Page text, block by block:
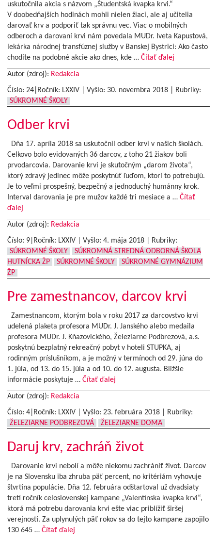
uskutočnila akcia s názvom „Študentská kvapka krvi.“
V doobedňajších hodinách mohli nielen žiaci, ale aj učitelia
darovať krv a podporiť tak správnu vec. Viac o mobilných
odberoch a darovaní krvi nám povedala MUDr. Iveta Kapustová,
lekárka národnej transfúznej služby v Banskej Bystrici: Ako často
chodíte na podobné akcie ako dnes, kde … Čítať ďalej
Autor (zdroj): Redakcia
Číslo: 24|Ročník: LXXIV | Vyšlo: 30. novembra 2018
Rubriky:
SÚKROMNÉ ŠKOLY
Odber krvi
Dňa 17. apríla 2018 sa uskutočnil odber krvi v našich školách.
Celkovo bolo evidovaných 36 darcov, z toho 21 žiakov boli
prvodarcovia. Darovanie krvi je skutočným „darom života“,
ktorý zdravý jedinec môže poskytnúť ľuďom, ktorí to potrebujú.
Je to veľmi prospešný, bezpečný a jednoduchý humánny krok.
Interval darovania je pre mužov každé tri mesiace a … Čítať
ďalej
Autor (zdroj): Redakcia
Číslo: 9|Ročník: LXXIV | Vyšlo: 4. mája 2018
Rubriky:
SÚKROMNÉ ŠKOLY
SÚKROMNÁ STREDNÁ ODBORNÁ ŠKOLA
HUTNÍCKA ŽP
SÚKROMNÉ ŠKOLY
SÚKROMNÉ GYMNÁZIUM
ŽP
Pre zamestnancov, darcov krvi
Zamestnancom, ktorým bola v roku 2017 za darcovstvo krvi
udelená plaketa profesora MUDr. J. Janského alebo medaila
profesora MUDr. J. Kňazovického, Železiarne Podbrezová, a.s.
poskytnú bezplatný rekreačný pobyt v hoteli STUPKA, aj
rodinným príslušníkom, a je možný v termínoch od 29. júna do
1. júla, od 13. do 15. júla a od 10. do 12. augusta. Bližšie
informácie poskytuje … Čítať ďalej
Autor (zdroj): Redakcia
Číslo: 4|Ročník: LXXIV | Vyšlo: 23. februára 2018
Rubriky:
ŽELEZIARNE PODBREZOVÁ
ŽELEZIARNE DOMA
Daruj krv, zachráň život
Darovanie krvi nebolí a môže niekomu zachrániť život. Darcov
je na Slovensku iba zhruba päť percent, no kritériám vyhovuje
štvrtina populácie. Dňa 12. februára odštartoval už dvadsiaty
tretí ročník celoslovenskej kampane „Valentínska kvapka krvi“,
ktorá má potrebu darovania krvi ešte viac priblížiť širšej
verejnosti. Za uplynulých päť rokov sa do tejto kampane zapojilo
130 645 … Čítať ďalej